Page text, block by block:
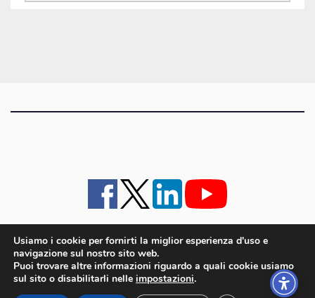
iMagazine · contatti e staff · lavora con noi
Cookie policy UE
iMagazine è un marchio di proprietà di Goliardica Editrice redazione in via Aquileia 64a,
Usiamo i cookie per fornirti la miglior esperienza d'uso e
navigazione sul nostro sito web.
Puoi trovare altre informazioni riguardo a quali cookie usiamo
sul sito o disabilitarli nelle impostazioni.